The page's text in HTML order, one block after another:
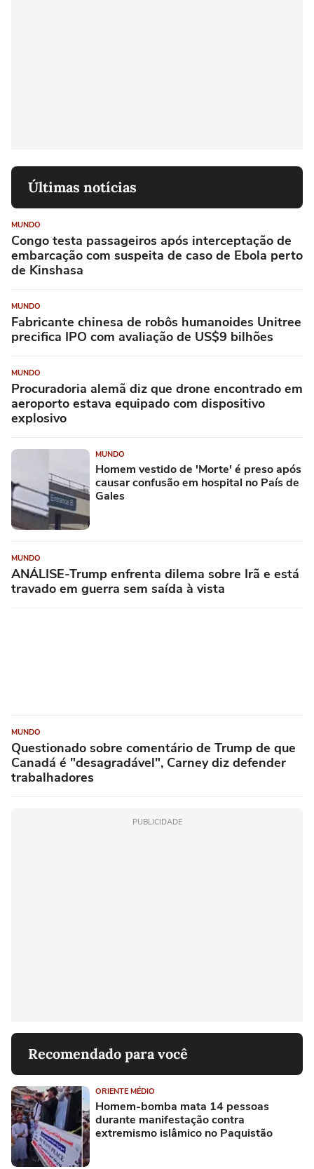
Últimas notícias
MUNDO
Congo testa passageiros após interceptação de
embarcação com suspeita de caso de Ebola perto
de Kinshasa
MUNDO
Fabricante chinesa de robôs humanoides Unitree
precifica IPO com avaliação de US$9 bilhões
MUNDO
Procuradoria alemã diz que drone encontrado em
aeroporto estava equipado com dispositivo
explosivo
MUNDO
Homem vestido de 'Morte' é preso após
causar confusão em hospital no País de
Gales
MUNDO
ANÁLISE-Trump enfrenta dilema sobre Irã e está
travado em guerra sem saída à vista
MUNDO
Questionado sobre comentário de Trump de que
Canadá é "desagradável", Carney diz defender
trabalhadores
PUBLICIDADE
Recomendado para você
ORIENTE MÉDIO
Homem-bomba mata 14 pessoas
durante manifestação contra
extremismo islâmico no Paquistão